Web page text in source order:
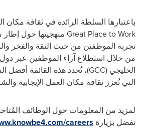
باعتبارها السلطة الرائدة في ثقافة
Great Place to Work منهجيتها حول
تجربة الموظفين من حيث الثقة والفخر
من خلال استطلاع آراء الموظفين عبر
الخليجي (GCC)، تُحدد هذه القائمة أفضل
التي تُعزز ثقافة مكان العمل الإيجابية
لمزيد من المعلومات حول الوظائف
تفضل بزيارة careers